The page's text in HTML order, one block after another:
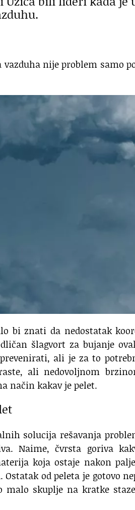
vazduha nije problem samo
bi znati da nedostatak
šlagvort za bujanje
ali je za to
ali nedovoljnom
način kakav je pelet.
solucija rešavanja
Naime, čvrsta goriva
koja ostaje nakon
Ostatak od peleta je gotovo
malo skuplje na kratke